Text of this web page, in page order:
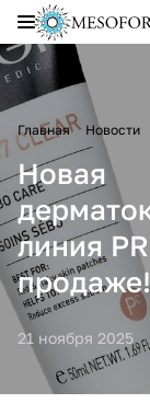
Главная Новости
Новая
линия
продаже!
21 ноября 2025